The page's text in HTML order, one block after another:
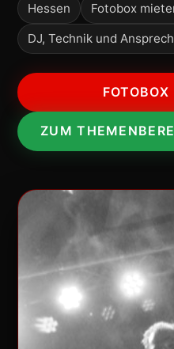
Hessen Fotobox
DJ, Technik und
ZUM